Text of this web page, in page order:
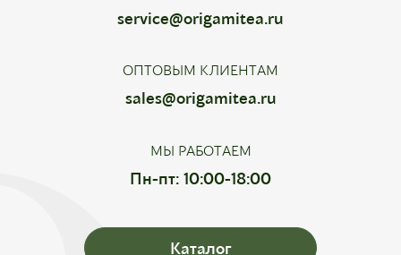
service@origamitea.ru
ОПТОВЫМ КЛИЕНТАМ
sales@origamitea.ru
МЫ РАБОТАЕМ
Пн-пт: 10:00-18:00
Каталог